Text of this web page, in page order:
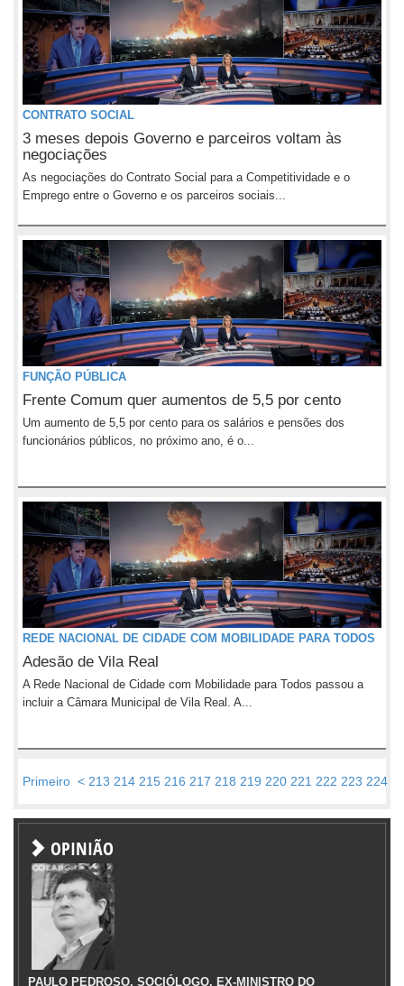
CONTRATO SOCIAL
3 meses depois Governo e parceiros voltam às
negociações
As negociações do Contrato Social para a Competitividade e o
Emprego entre o Governo e os parceiros sociais...
FUNÇÃO PÚBLICA
Frente Comum quer aumentos de 5,5 por cento
Um aumento de 5,5 por cento para os salários e pensões dos
funcionários públicos, no próximo ano, é o...
REDE NACIONAL DE CIDADE COM MOBILIDADE PARA TODOS
Adesão de Vila Real
A Rede Nacional de Cidade com Mobilidade para Todos passou a
incluir a Câmara Municipal de Vila Real. A...
Primeiro < 213 214 215 216 217 218 219 220 221 222 223 224
OPINIÃO
PAULO PEDROSO, SOCIÓLOGO, EX-MINISTRO DO